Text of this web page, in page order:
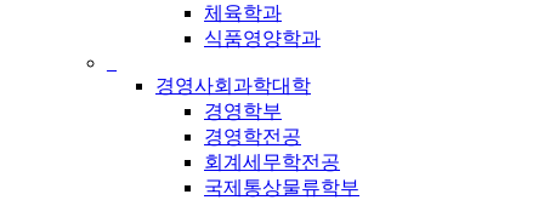
체육학과
식품영양학과
경영사회과학대학
경영학부
경영학전공
회계세무학전공
국제통상물류학부